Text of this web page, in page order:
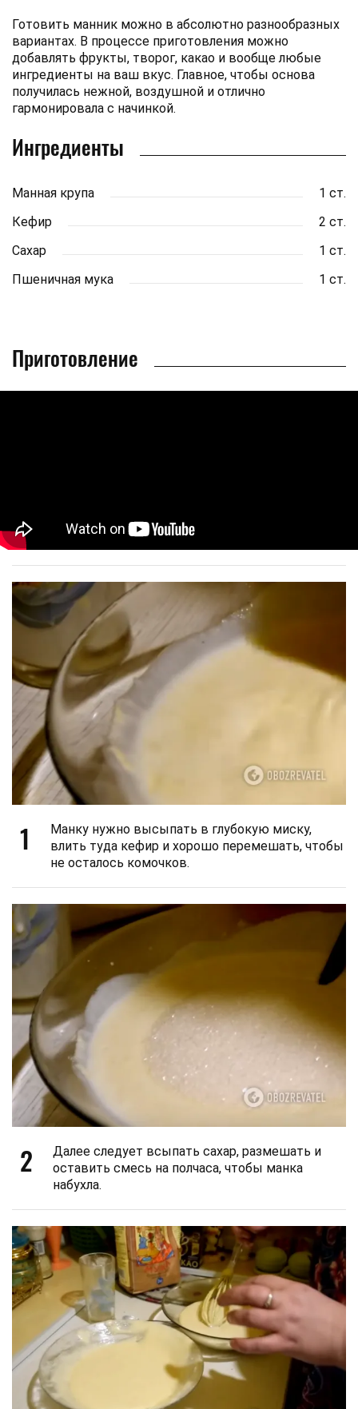
Готовить манник можно в абсолютно разнообразных
вариантах. В процессе приготовления можно
добавлять фрукты, творог, какао и вообще любые
ингредиенты на ваш вкус. Главное, чтобы основа
получилась нежной, воздушной и отлично
гармонировала с начинкой.
Ингредиенты
Манная крупа
1 ст.
Кефир
2 ст.
Сахар
1 ст.
Пшеничная мука
1 ст.
Приготовление
1
Манку нужно высыпать в глубокую миску,
влить туда кефир и хорошо перемешать, чтобы
не осталось комочков.
2
Далее следует всыпать сахар, размешать и
оставить смесь на полчаса, чтобы манка
набухла.